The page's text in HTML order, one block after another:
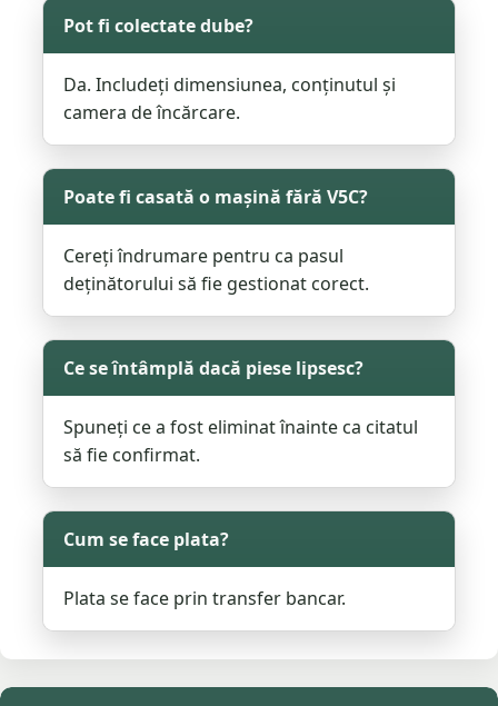
Pot fi colectate dube?
Da. Includeți dimensiunea, conținutul și
camera de încărcare.
Poate fi casată o mașină fără V5C?
Cereți îndrumare pentru ca pasul
deținătorului să fie gestionat corect.
Ce se întâmplă dacă piese lipsesc?
Spuneți ce a fost eliminat înainte ca citatul
să fie confirmat.
Cum se face plata?
Plata se face prin transfer bancar.